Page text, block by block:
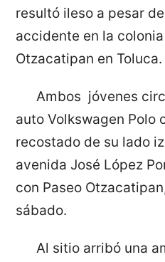
resultó ileso a pesar
accidente en la
Otzacatipan en Toluca.
Ambos jóvenes
auto Volkswagen Polo
recostado de su lado
avenida José López
con Paseo
sábado.
Al sitio arribó una